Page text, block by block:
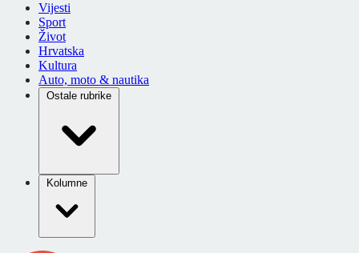
Vijesti
Sport
Život
Hrvatska
Kultura
Auto, moto & nautika
Ostale rubrike
Kolumne